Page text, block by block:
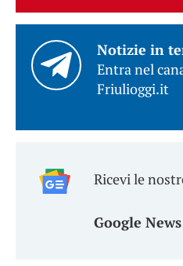
Notizie in
Entra nel
Friulioggi.it
Ricevi le
Google News